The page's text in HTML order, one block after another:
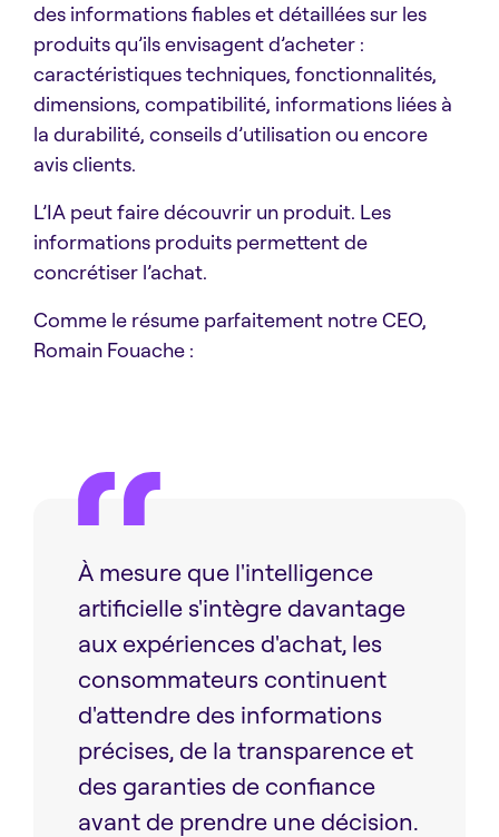
des informations fiables et détaillées sur les
produits qu’ils envisagent d’acheter :
caractéristiques techniques, fonctionnalités,
dimensions, compatibilité, informations liées à
la durabilité, conseils d’utilisation ou encore
avis clients.
L’IA peut faire découvrir un produit. Les
informations produits permettent de
concrétiser l’achat.
Comme le résume parfaitement notre CEO,
Romain Fouache :
À mesure que l'intelligence
artificielle s'intègre davantage
aux expériences d'achat, les
consommateurs continuent
d'attendre des informations
précises, de la transparence et
des garanties de confiance
avant de prendre une décision.